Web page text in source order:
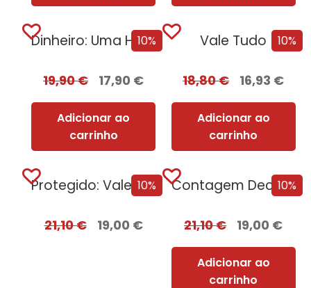
10%
Dinheiro: Uma História da Humanidade
19,90€ 17,90 €
Adicionar ao
carrinho
10%
Vale Tudo
18,80€ 16,93 €
Adicionar ao
carrinho
10%
Protegido: Vale Tudo Edição com EDGES
21,10€ 19,00 €
10%
Contagem Decrescente Para o Verão
21,10€ 19,00 €
Adicionar ao
carrinho